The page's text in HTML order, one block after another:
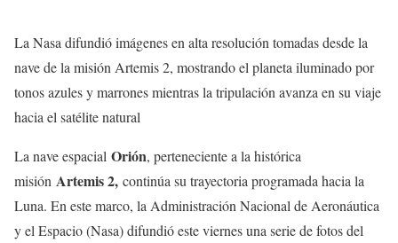
La Nasa difundió imágenes en alta resolución tomadas desde la
nave de la misión Artemis 2, mostrando el planeta iluminado por
tonos azules y marrones mientras la tripulación avanza en su viaje
hacia el satélite natural
La nave espacial Orión, perteneciente a la histórica
misión Artemis 2, continúa su trayectoria programada hacia la
Luna. En este marco, la Administración Nacional de Aeronáutica
y el Espacio (Nasa) difundió este viernes una serie de fotos del